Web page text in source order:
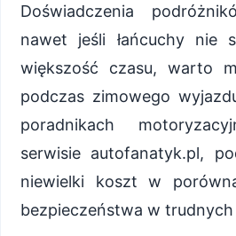
Doświadczenia
nawet jeśli łańcuchy nie
większość czasu, warto
podczas zimowego
poradnikach
serwisie autofanatyk.pl,
niewielki koszt w
bezpieczeństwa w